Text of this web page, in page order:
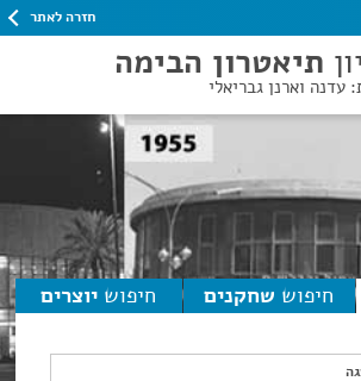
חזרה לאתר
תיאטרון הבימה
עדנה וארנן גבריאלי
חיפוש שחקנים חיפוש יוצרים